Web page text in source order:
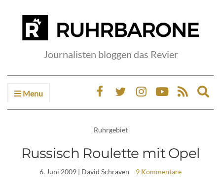
Journalisten bloggen das Revier
Menu
Ruhrgebiet
Russisch Roulette mit Opel
6. Juni 2009 | David Schraven 9 Kommentare